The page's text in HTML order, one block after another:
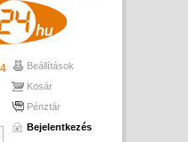
Beállítások
Kosár
Pénztár
Bejelentkezés